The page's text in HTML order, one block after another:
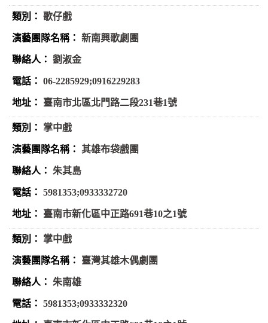
歌仔戲
新南興歌劇團
劉淑金
06-2285929;0916229283
臺南市北區北門路二段231巷1號
掌中戲
其雄布袋戲團
朱其島
5981353;0933332720
臺南市新化區中正路691巷10之1號
掌中戲
臺灣其雄木偶劇團
朱南雄
5981353;0933332320